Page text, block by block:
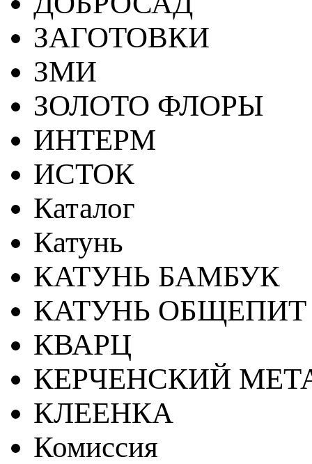
ЗАГОТОВКИ
ЗМИ
ЗОЛОТО ФЛОРЫ
ИНТЕРМ
ИСТОК
Каталог
Катунь
КАТУНЬ БАМБУК
КАТУНЬ ОБЩЕПИТ
КВАРЦ
КЕРЧЕНСКИЙ
КЛЕЕНКА
Комиссия